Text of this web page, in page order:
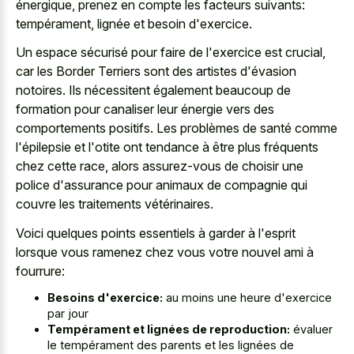
énergique, prenez en compte les facteurs suivants:
tempérament, lignée et besoin d'exercice.
Un espace sécurisé pour faire de l'exercice est crucial,
car les Border Terriers sont des artistes d'évasion
notoires. Ils nécessitent également beaucoup de
formation pour canaliser leur énergie vers des
comportements positifs. Les problèmes de santé comme
l'épilepsie et l'otite ont tendance à être plus fréquents
chez cette race, alors assurez-vous de choisir une
police d'assurance pour animaux de compagnie qui
couvre les traitements vétérinaires.
Voici quelques points essentiels à garder à l'esprit
lorsque vous ramenez chez vous votre nouvel ami à
fourrure:
Besoins d'exercice: au moins une heure d'exercice
par jour
Tempérament et lignées de reproduction: évaluer
le tempérament des parents et les lignées de